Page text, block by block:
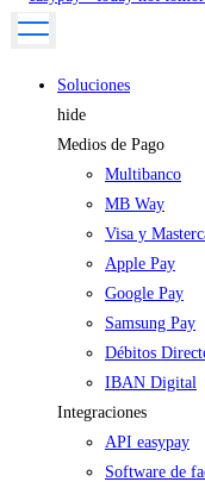
Soluciones
hide
Medios de Pago
Multibanco
MB Way
Visa y
Apple Pay
Google Pay
Samsung Pay
Débitos
IBAN Digital
Integraciones
API easypay
Software de